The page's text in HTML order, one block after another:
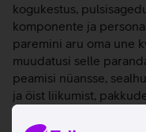
kogukestus,
komponente ja
paremini aru oma une
muudatusi selle
peamisi nüansse,
ja öist liikumist,
Ring Air jälgib reaalajas